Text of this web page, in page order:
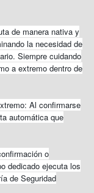
de manera nativa y
la necesidad de
Siempre cuidando
a extremo dentro de
Al confirmarse
automática que
o
dedicado ejecuta los
de Seguridad